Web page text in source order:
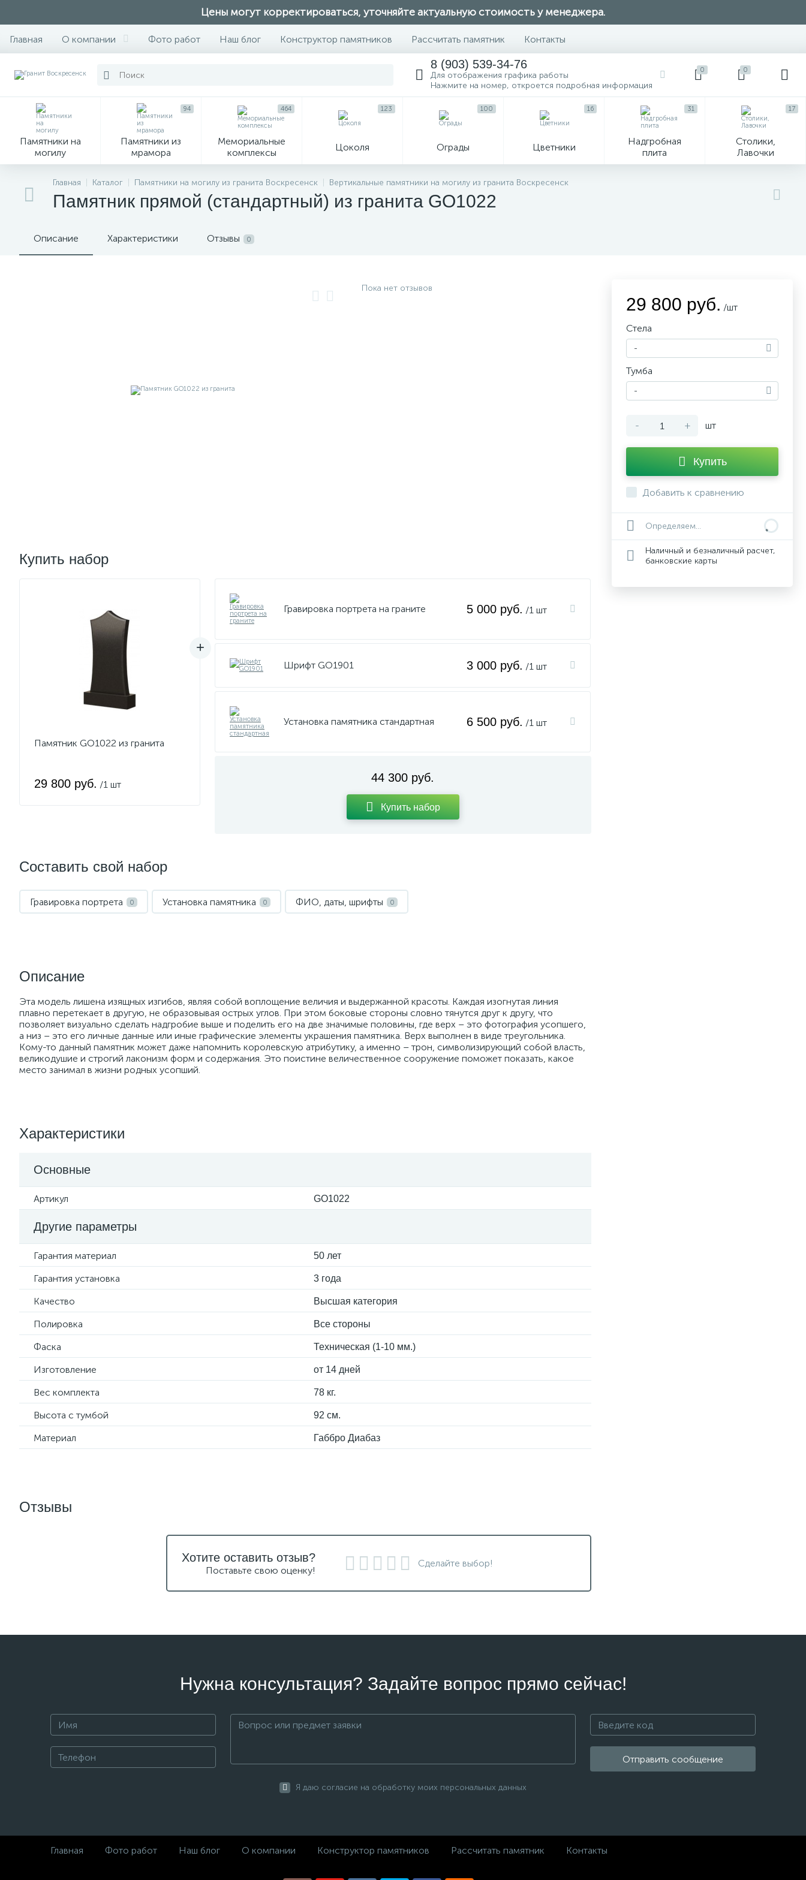
Цены могут корректироваться, уточняйте актуальную стоимость у менеджера.
Главная О компании Фото работ Наш блог Конструктор памятников Рассчитать памятник Контакты
8 (903) 539-34-76
Для отображения графика работы
Нажмите на номер, откроется подробная информация
0 0
Памятники на
могилу
Памятники из
мрамора
94
Мемориальные
комплексы
464
Цоколя
123
Ограды
100
Цветники
16
Надгробная
плита
31
Столики,
Лавочки
17
Могильные кресты
Главная Каталог Памятники на могилу из гранита Воскресенск Вертикальные памятники на могилу из гранита Воскресенск
Памятник прямой (стандартный) из гранита GO1022
Описание Характеристики Отзывы 0
Пока нет отзывов
Купить набор
Памятник GO1022 из гранита
29 800 руб. /1 шт
Гравировка портрета на граните 5 000 руб. /1 шт
Шрифт GO1901 3 000 руб. /1 шт
Установка памятника стандартная 6 500 руб. /1 шт
44 300 руб.
Купить набор
Составить свой набор
Гравировка портрета 0 Установка памятника 0 ФИО, даты, шрифты 0
Описание
Эта модель лишена изящных изгибов, являя собой воплощение величия и выдержанной красоты. Каждая изогнутая линия
плавно перетекает в другую, не образовывая острых углов. При этом боковые стороны словно тянутся друг к другу, что
позволяет визуально сделать надгробие выше и поделить его на две значимые половины, где верх – это фотография усопшего,
а низ – это его личные данные или иные графические элементы украшения памятника. Верх выполнен в виде треугольника.
Кому-то данный памятник может даже напомнить королевскую атрибутику, а именно – трон, символизирующий собой власть,
великодушие и строгий лаконизм форм и содержания. Это поистине величественное сооружение поможет показать, какое
место занимал в жизни родных усопший.
Характеристики
Основные
Артикул GO1022
Другие параметры
Гарантия материал 50 лет
Гарантия установка 3 года
Качество Высшая категория
Полировка Все стороны
Фаска Техническая (1-10 мм.)
Изготовление от 14 дней
Вес комплекта 78 кг.
Высота с тумбой 92 см.
Материал Габбро Диабаз
29 800 руб. /шт
Стела
-
Тумба
-
- + шт
Купить
Добавить к сравнению
Определяем...
Наличный и безналичный расчет,
банковские карты
Отзывы
Хотите оставить отзыв?
Поставьте свою оценку!
Сделайте выбор!
Нужна консультация? Задайте вопрос прямо сейчас!
Отправить сообщение
Я даю согласие на обработку моих персональных данных
Главная Фото работ Наш блог О компании Конструктор памятников Рассчитать памятник Контакты